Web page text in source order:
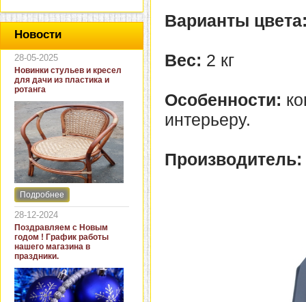
Новости
28-05-2025
Новинки стульев и кресел
для дачи из пластика и
ротанга
Интернет-магазин "Кровать
и диван" представляет
новинки стульев и кресел
для дачи. В ассортименте
представлены как
бюджетные модели из
пластика для дачи, так и
кресла для загородных
домов из натурального и
искусственного ротанга.
Подробнее
28-12-2024
Поздравляем с Новым
годом ! График работы
нашего магазина в
праздники.
Варианты
Вес: 2 кг
Особенности:
интерьеру.
Производитель: